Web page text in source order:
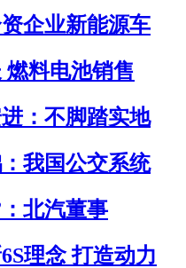
企业新能源车
料电池销售
：不脚踏实地
我国公交系统
北汽董事
理念 打造动力